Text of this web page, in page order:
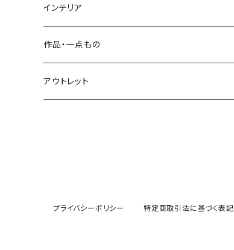
その他
石を抱く竹（ペーパーウェイト）
その他
菜箸
楊枝
インテリア
屑かご
脱衣かご
作品・一点もの
アウトレット
プライバシーポリシー 特定商取引法に基づく表記